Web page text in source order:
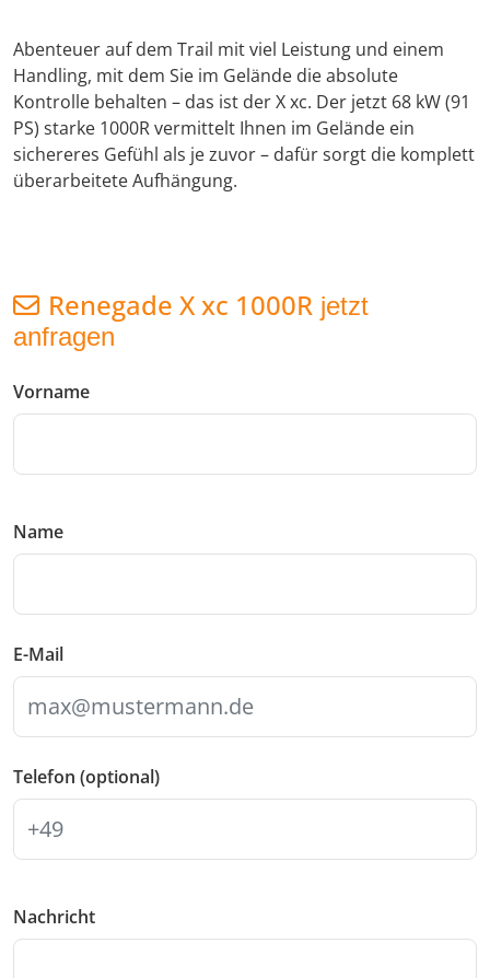
Abenteuer auf dem Trail mit viel Leistung und einem
Handling, mit dem Sie im Gelände die absolute
Kontrolle behalten – das ist der X xc. Der jetzt 68 kW (91
PS) starke 1000R vermittelt Ihnen im Gelände ein
sichereres Gefühl als je zuvor – dafür sorgt die komplett
überarbeitete Aufhängung.
Renegade X xc 1000R jetzt
anfragen
Vorname
Name
E-Mail
Telefon (optional)
Nachricht